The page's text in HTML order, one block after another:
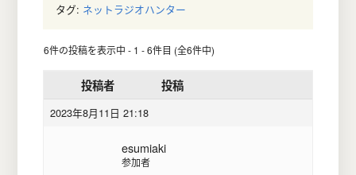
タグ: ネットラジオハンター
6件の投稿を表示中 - 1 - 6件目 (全6件中)
投稿者 投稿
2023年8月11日 21:18
esumiaki
参加者